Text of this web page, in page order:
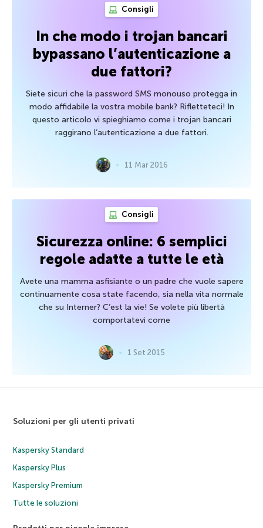
Consigli
In che modo i trojan bancari
bypassano l’autenticazione a
due fattori?
Siete sicuri che la password SMS monouso protegga in
modo affidabile la vostra mobile bank? Rifletteteci! In
questo articolo vi spieghiamo come i trojan bancari
raggirano l’autenticazione a due fattori.
11 Mar 2016
Consigli
Sicurezza online: 6 semplici
regole adatte a tutte le età
Avete una mamma asfisiante o un padre che vuole sapere
continuamente cosa state facendo, sia nella vita normale
che su Interner? C’est la vie! Se volete più libertà
comportatevi come
1 Set 2015
Soluzioni per gli utenti privati
Kaspersky Standard
Kaspersky Plus
Kaspersky Premium
Tutte le soluzioni